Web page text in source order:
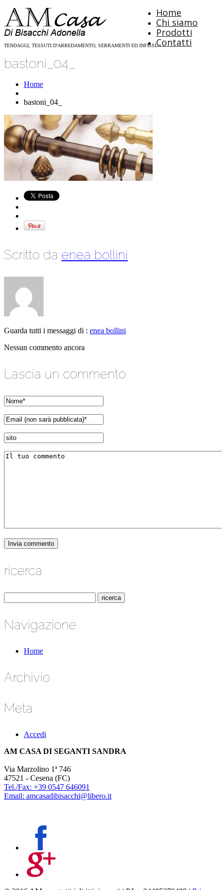
TENDAGGI, TESSUTI D'ARREDAMENTO, SERRAMENTI ED INFISSI
Home
Chi siamo
Prodotti
Contatti
bastoni_04_
Home
bastoni_04_
Scritto da enea bollini
Guarda tutti i messaggi di : enea bollini
Nessun commento ancora
Lascia un commento
ricerca
Navigazione
Home
Archivio
Meta
Accedi
AM CASA DI SEGANTI SANDRA
Via Marzolino 1ª 746
47521 - Cesena (FC)
Tel./Fax: +39 0547 646091
Email: amcasadibisacchi@libero.it